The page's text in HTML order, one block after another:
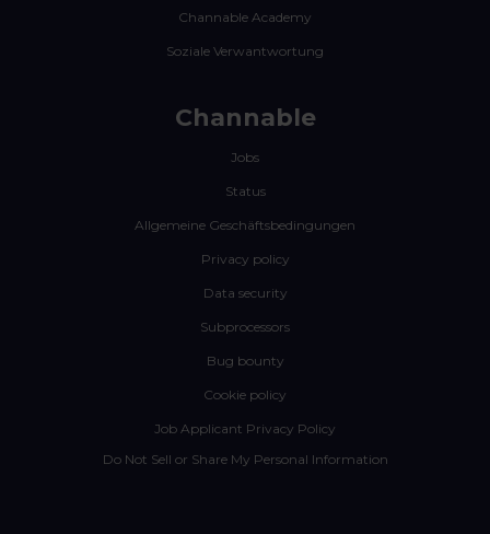
Channable Academy
Soziale Verwantwortung
Channable
Jobs
Status
Allgemeine Geschäftsbedingungen
Privacy policy
Data security
Subprocessors
Bug bounty
Cookie policy
Job Applicant Privacy Policy
Do Not Sell or Share My Personal Information